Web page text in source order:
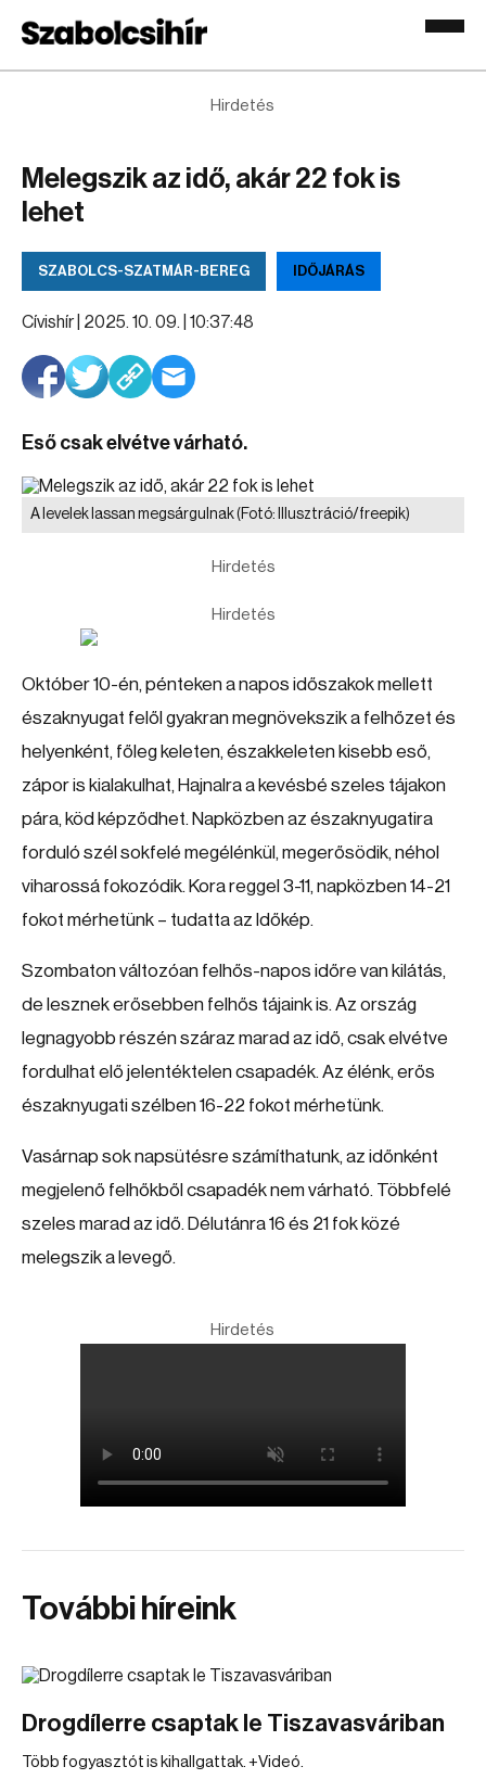
Hirdetés
Melegszik az idő, akár 22 fok is
lehet
SZABOLCS-SZATMÁR-BEREG IDŐJÁRÁS
Cívishír | 2025. 10. 09. | 10:37:48
Eső csak elvétve várható.
A levelek lassan megsárgulnak(Fotó: Illusztráció/freepik)
Hirdetés
Hirdetés
Október 10-én, pénteken a napos időszakok mellett
északnyugat felől gyakran megnövekszik a felhőzet és
helyenként, főleg keleten, északkeleten kisebb eső,
zápor is kialakulhat, Hajnalra a kevésbé szeles tájakon
pára, köd képződhet. Napközben az északnyugatira
forduló szél sokfelé megélénkül, megerősödik, néhol
viharossá fokozódik. Kora reggel 3-11, napközben 14-21
fokot mérhetünk – tudatta az Időkép.
Szombaton változóan felhős-napos időre van kilátás,
de lesznek erősebben felhős tájaink is. Az ország
legnagyobb részén száraz marad az idő, csak elvétve
fordulhat elő jelentéktelen csapadék. Az élénk, erős
északnyugati szélben 16-22 fokot mérhetünk.
Vasárnap sok napsütésre számíthatunk, az időnként
megjelenő felhőkből csapadék nem várható. Többfelé
szeles marad az idő. Délutánra 16 és 21 fok közé
melegszik a levegő.
Hirdetés
További híreink
Drogdílerre csaptak le Tiszavasváriban
Több fogyasztót is kihallgattak. +Videó.